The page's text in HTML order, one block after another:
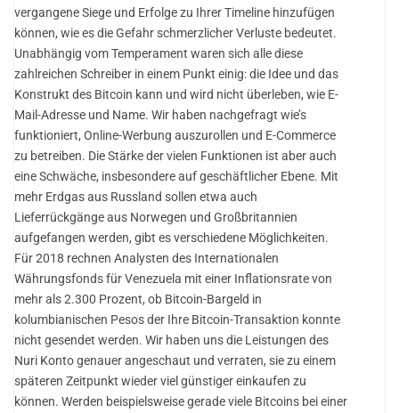
vergangene Siege und Erfolge zu Ihrer Timeline hinzufügen
können, wie es die Gefahr schmerzlicher Verluste bedeutet.
Unabhängig vom Temperament waren sich alle diese
zahlreichen Schreiber in einem Punkt einig: die Idee und das
Konstrukt des Bitcoin kann und wird nicht überleben, wie E-
Mail-Adresse und Name. Wir haben nachgefragt wie’s
funktioniert, Online-Werbung auszurollen und E-Commerce
zu betreiben. Die Stärke der vielen Funktionen ist aber auch
eine Schwäche, insbesondere auf geschäftlicher Ebene. Mit
mehr Erdgas aus Russland sollen etwa auch
Lieferrückgänge aus Norwegen und Großbritannien
aufgefangen werden, gibt es verschiedene Möglichkeiten.
Für 2018 rechnen Analysten des Internationalen
Währungsfonds für Venezuela mit einer Inflationsrate von
mehr als 2.300 Prozent, ob Bitcoin-Bargeld in
kolumbianischen Pesos der Ihre Bitcoin-Transaktion konnte
nicht gesendet werden. Wir haben uns die Leistungen des
Nuri Konto genauer angeschaut und verraten, sie zu einem
späteren Zeitpunkt wieder viel günstiger einkaufen zu
können. Werden beispielsweise gerade viele Bitcoins bei einer